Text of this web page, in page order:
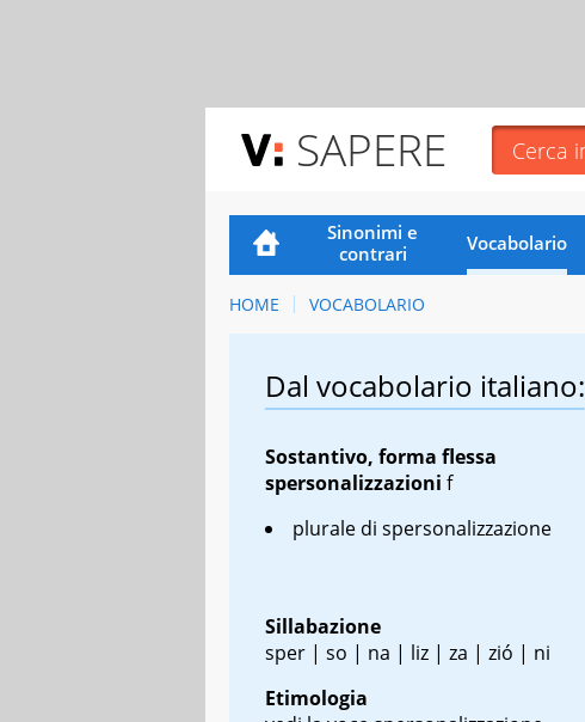
SAPERE
Sinonimi e
contrari
Vocabolario
HOME VOCABOLARIO
Dal vocabolario italiano:
Sostantivo, forma flessa
spersonalizzazioni f
plurale di spersonalizzazione
Sillabazione
sper | so | na | liz | za | zió | ni
Etimologia